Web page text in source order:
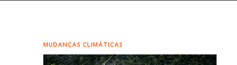
MUDANÇAS CLIMÁTICAS